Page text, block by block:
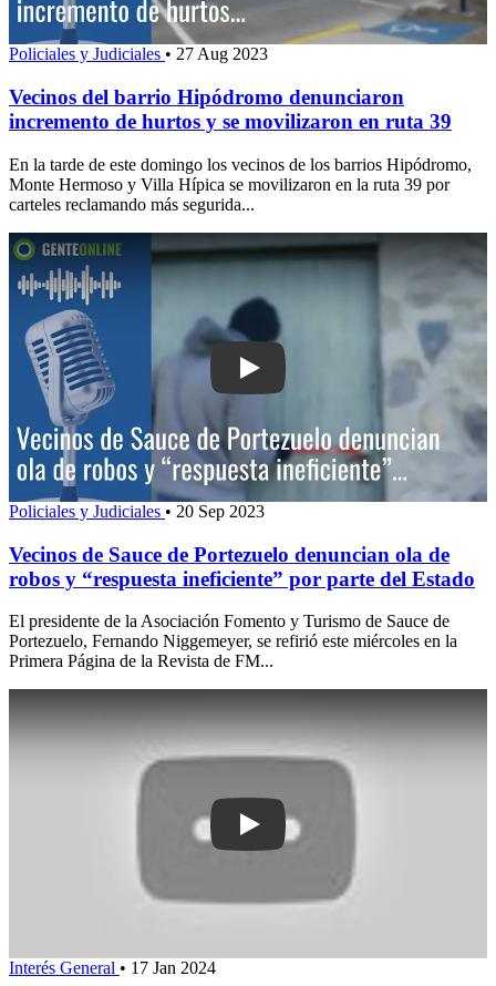
Policiales y Judiciales • 27 Aug 2023
Vecinos del barrio Hipódromo denunciaron
incremento de hurtos y se movilizaron en ruta 39
En la tarde de este domingo los vecinos de los barrios Hipódromo,
Monte Hermoso y Villa Hípica se movilizaron en la ruta 39 por
carteles reclamando más segurida...
Play: Vecinos de Sauce de
Policiales y Judiciales • 20 Sep 2023
Vecinos de Sauce de Portezuelo denuncian ola de
robos y “respuesta ineficiente” por parte del Estado
El presidente de la Asociación Fomento y Turismo de Sauce de
Portezuelo, Fernando Niggemeyer, se refirió este miércoles en la
Primera Página de la Revista de FM...
Play: Vecinos del barrio Hipódromo
Interés General • 17 Jan 2024